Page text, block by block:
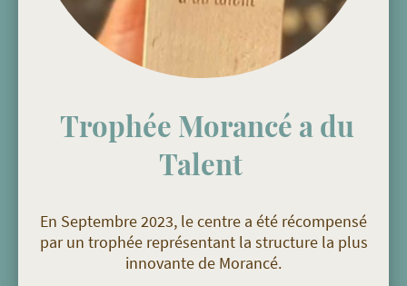
Trophée Morancé a du
Talent
En Septembre 2023, le centre a été récompensé
par un trophée représentant la structure la plus
innovante de Morancé.